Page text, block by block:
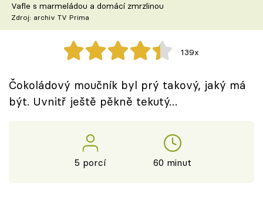
Speciál: Cuketa
Těhotnej kuchař
Přihlášení
Vafle s marmeládou a domácí zmrzlinou
Zdroj: archiv TV Prima
139x
Čokoládový moučník byl prý takový, jaký má
být. Uvnitř ještě pěkně tekutý…
5 porcí 60 minut